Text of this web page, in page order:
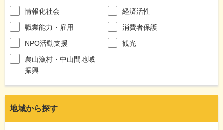
情報化社会
経済活性
職業能力・雇用
消費者保護
NPO活動支援
観光
農山漁村・中山間地域
振興
地域から探す